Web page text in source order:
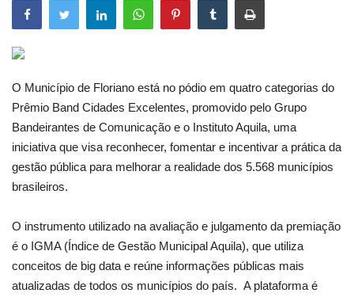
Vídeos
Contato
O Município de Floriano está no pódio em quatro categorias do
Prêmio Band Cidades Excelentes, promovido pelo Grupo
Bandeirantes de Comunicação e o Instituto Aquila, uma
iniciativa que visa reconhecer, fomentar e incentivar a prática da
gestão pública para melhorar a realidade dos 5.568 municípios
brasileiros.
O instrumento utilizado na avaliação e julgamento da premiação
é o IGMA (Índice de Gestão Municipal Aquila), que utiliza
conceitos de big data e reúne informações públicas mais
atualizadas de todos os municípios do país. A plataforma é